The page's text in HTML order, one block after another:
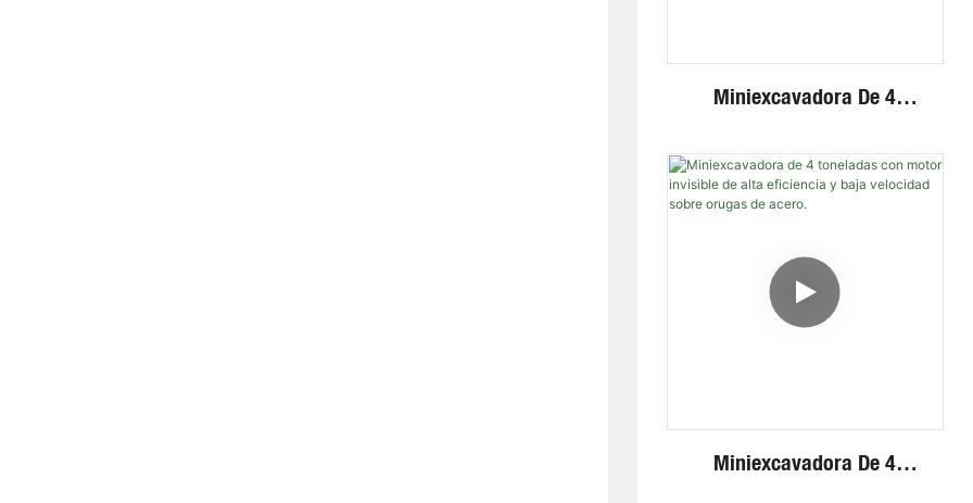
Miniexcavadora De 4
Cerrada, Potente Y Fiable
Sistema Hidráulico Y Brazo
Miniexcavadora De 4